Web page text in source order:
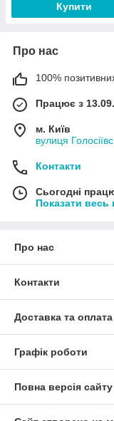
Купити
Про нас
100%
Працює з
м. Київ
вулиця
Контакти
Сьогодні
Показати весь
Про нас
Контакти
Доставка та оплата
Графік роботи
Повна версія сайту